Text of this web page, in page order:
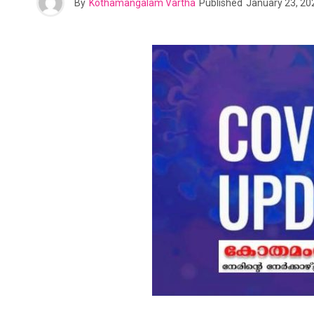
By Kothamangalam Vartha Published January 23,